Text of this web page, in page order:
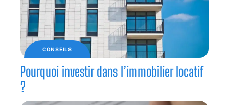
CONSEILS
Pourquoi investir dans l’immobilier locatif
?